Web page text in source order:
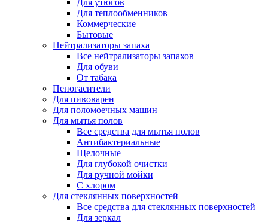
Для утюгов
Для теплообменников
Коммерческие
Бытовые
Нейтрализаторы запаха
Все нейтрализаторы запахов
Для обуви
От табака
Пеногасители
Для пивоварен
Для поломоечных машин
Для мытья полов
Все средства для мытья полов
Антибактериальные
Щелочные
Для глубокой очистки
Для ручной мойки
С хлором
Для стеклянных поверхностей
Все средства для стеклянных поверхностей
Для зеркал